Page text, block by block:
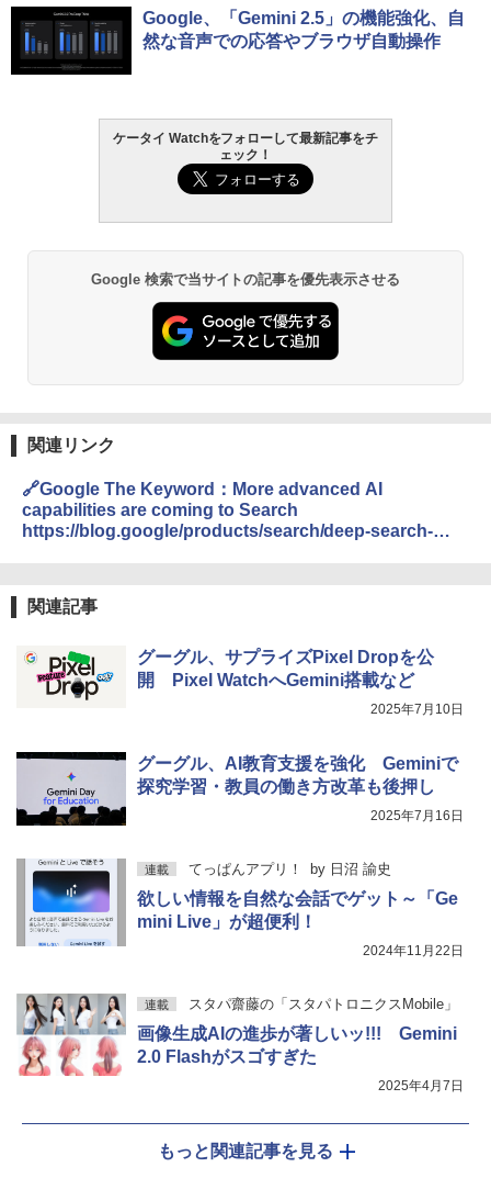
Google、「Gemini 2.5」の機能強化、自
然な音声での応答やブラウザ自動操作
ケータイ Watchをフォローして最新記事をチ
ェック！
Google 検索で当サイトの記事を優先表示させる
関連リンク
🔗Google The Keyword：More advanced AI
capabilities are coming to Search
https://blog.google/products/search/deep-search-
関連記事
グーグル、サプライズPixel Dropを公
開 Pixel WatchへGemini搭載など
2025年7月10日
グーグル、AI教育支援を強化 Geminiで
探究学習・教員の働き方改革も後押し
2025年7月16日
連載 てっぱんアプリ！ by 日沼 諭史
欲しい情報を自然な会話でゲット～「Ge
mini Live」が超便利！
2024年11月22日
連載 スタパ齋藤の「スタパトロニクスMobile」
画像生成AIの進歩が著しいッ!!! Gemini
2.0 Flashがスゴすぎた
2025年4月7日
もっと関連記事を見る